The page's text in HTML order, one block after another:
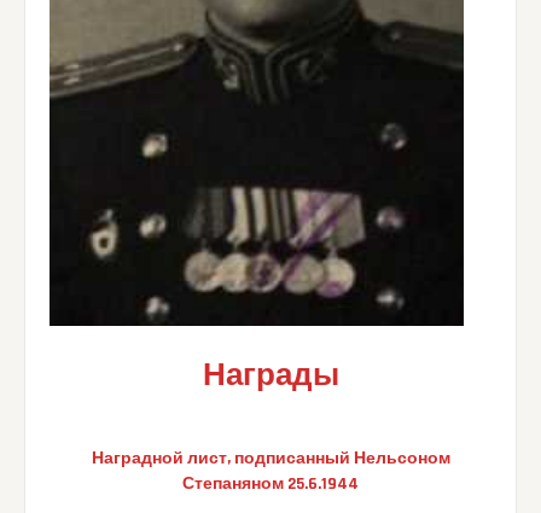
Награды
Наградной лист, подписанный Нельсоном
Степаняном 25.6.1944